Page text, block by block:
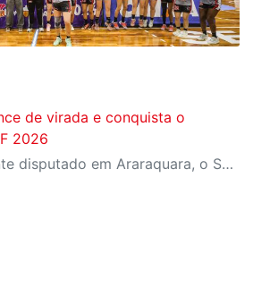
de virada e conquista o
2026
Em jogo emocionante disputado em Araraquara, o SESI Araraquara Basquete superou um déficit de quase 20 pontos, contou com o apoio massivo da torcida e derrotou o Cerrado BRB por 77 a 71, conquistando o terceiro lugar da LBF Loterias Caixa 2026